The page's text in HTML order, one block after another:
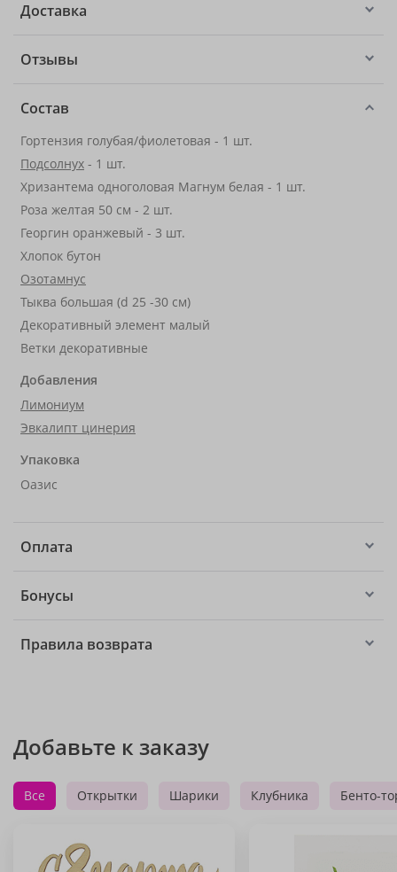
Доставка
Отзывы
Состав
Гортензия голубая/фиолетовая - 1 шт.
Подсолнух - 1 шт.
Хризантема одноголовая Магнум белая - 1 шт.
Роза желтая 50 см - 2 шт.
Георгин оранжевый - 3 шт.
Хлопок бутон
Озотамнус
Тыква большая (d 25 -30 см)
Декоративный элемент малый
Ветки декоративные
Добавления
Лимониум
Эвкалипт цинерия
Упаковка
Оазис
Оплата
Бонусы
Правила возврата
Добавьте к заказу
Все Открытки Шарики Клубника Бенто-